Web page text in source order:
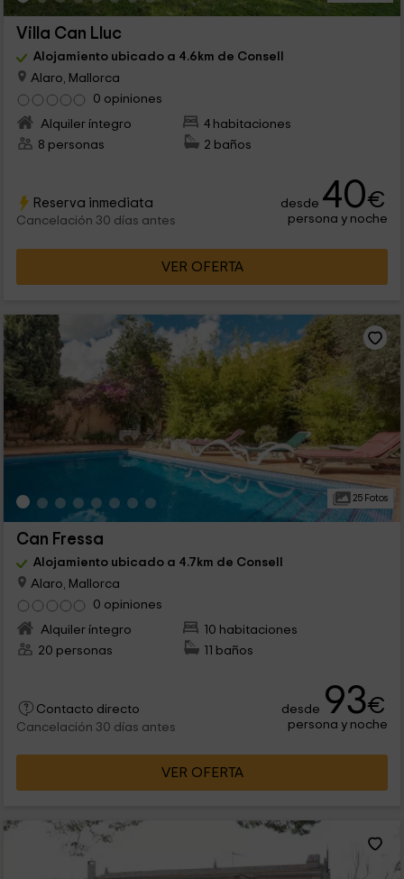
Villa Can Lluc
Alojamiento ubicado a 4.6km de Consell
Alaro, Mallorca
0 opiniones
Alquiler íntegro
4 habitaciones
8 personas
2 baños
Reserva inmediata
Cancelación 30 días antes
desde 40€
persona y noche
VER OFERTA
25 Fotos
Can Fressa
Alojamiento ubicado a 4.7km de Consell
Alaro, Mallorca
0 opiniones
Alquiler íntegro
10 habitaciones
20 personas
11 baños
Contacto directo
Cancelación 30 días antes
desde 93€
persona y noche
VER OFERTA